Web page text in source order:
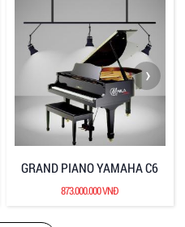
GRAND PIANO YAMAHA C6
873.000.000 VNĐ
›